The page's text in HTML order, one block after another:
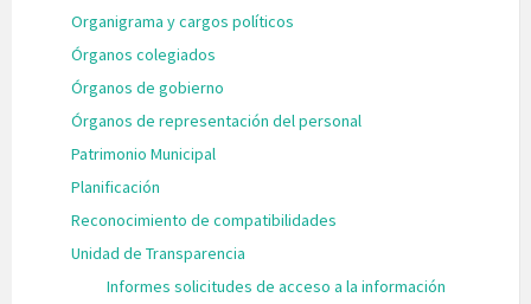
Organigrama y cargos políticos
Órganos colegiados
Órganos de gobierno
Órganos de representación del personal
Patrimonio Municipal
Planificación
Reconocimiento de compatibilidades
Unidad de Transparencia
Informes solicitudes de acceso a la información